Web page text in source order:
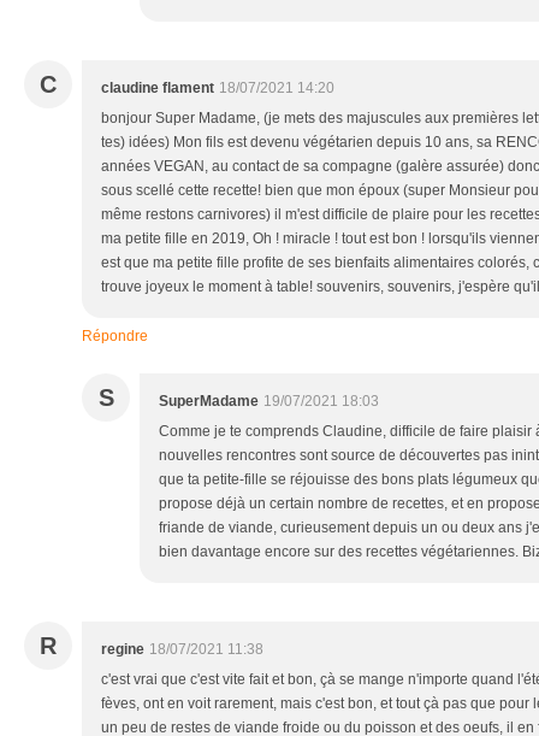
C claudine flament 18/07/2021 14:20
bonjour Super Madame, (je mets des majuscules aux premières
tes) idées) Mon fils est devenu végétarien depuis 10 ans, sa
années VEGAN, au contact de sa compagne (galère assurée)
sous scellé cette recette! bien que mon époux (super Monsieur
même restons carnivores) il m'est difficile de plaire pour les
ma petite fille en 2019, Oh ! miracle ! tout est bon ! lorsqu'ils
est que ma petite fille profite de ses bienfaits alimentaires colorés,
trouve joyeux le moment à table! souvenirs, souvenirs, j'espère
Répondre
S SuperMadame 19/07/2021 18:03
Comme je te comprends Claudine, difficile de faire plaisir
nouvelles rencontres sont source de découvertes pas
que ta petite-fille se réjouisse des bons plats légumeux
propose déjà un certain nombre de recettes, et en
friande de viande, curieusement depuis un ou deux ans
bien davantage encore sur des recettes végétariennes.
R regine 18/07/2021 11:38
c'est vrai que c'est vite fait et bon, çà se mange n'importe quand
fèves, ont en voit rarement, mais c'est bon, et tout çà pas que pour
un peu de restes de viande froide ou du poisson et des oeufs, il